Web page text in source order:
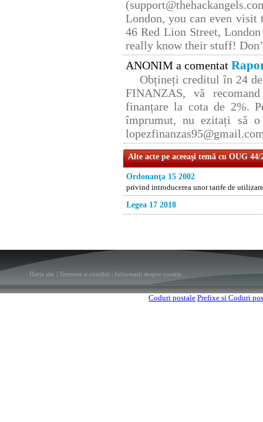
London, you can even
46 Red Lion Street,
really know their stuff!
ANONIM a comentat
Obțineți creditul în 24
FINANZAS, vă
finanțare la cota de 2%.
împrumut, nu ezitați să
Alte acte pe aceeaşi temă cu OUG 44/
Ordonanţa 15 2002
privind introducerea unor tarife de
Legea 17 2018
Harta site Termeni si conditii Informatii despre cookie
Coduri postale Prefixe si Coduri